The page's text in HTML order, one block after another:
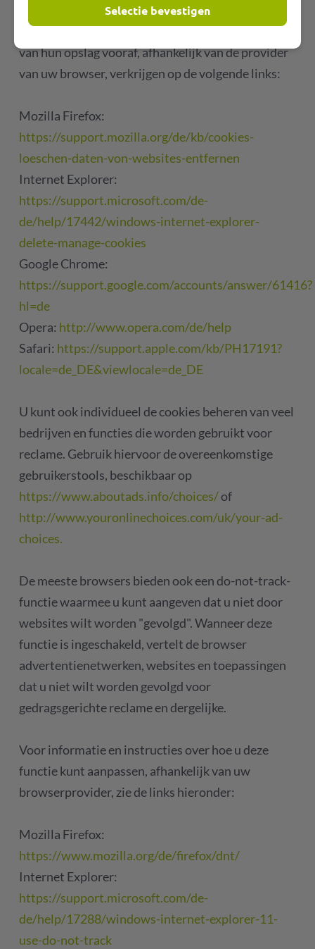
Bovendien kunt u informatie en instructies over
het verwijderen van deze cookies of het blokkeren
van hun opslag vooraf, afhankelijk van de provider
van uw browser, verkrijgen op de volgende links:
Mozilla Firefox:
https://support.mozilla.org/de/kb/cookies-
loeschen-daten-von-websites-entfernen
Internet Explorer:
https://support.microsoft.com/de-
de/help/17442/windows-internet-explorer-
delete-manage-cookies
Google Chrome:
https://support.google.com/accounts/answer/61416?
hl=de
Opera: http://www.opera.com/de/help
Safari: https://support.apple.com/kb/PH17191?
locale=de_DE&viewlocale=de_DE
U kunt ook individueel de cookies beheren van veel
bedrijven en functies die worden gebruikt voor
reclame. Gebruik hiervoor de overeenkomstige
gebruikerstools, beschikbaar op
https://www.aboutads.info/choices/of
http://www.youronlinechoices.com/uk/your-ad-
choices.
De meeste browsers bieden ook een do-not-track-
functie waarmee u kunt aangeven dat u niet door
websites wilt worden "gevolgd". Wanneer deze
functie is ingeschakeld, vertelt de browser
advertentienetwerken, websites en toepassingen
dat u niet wilt worden gevolgd voor
gedragsgerichte reclame en dergelijke.
Voor informatie en instructies over hoe u deze
functie kunt aanpassen, afhankelijk van uw
browserprovider, zie de links hieronder:
Mozilla Firefox:
https://www.mozilla.org/de/firefox/dnt/
Internet Explorer:
https://support.microsoft.com/de-
de/help/17288/windows-internet-explorer-11-
use-do-not-track
Selectie bevestigen